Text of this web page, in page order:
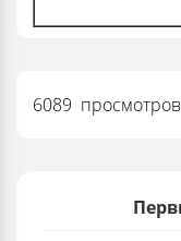
6089 просмотров